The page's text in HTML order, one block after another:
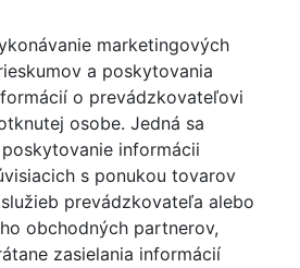
marketingových
a poskytovania
o prevádzkovateľovi
osobe. Jedná sa
informácii
s ponukou tovarov
prevádzkovateľa alebo
obchodných partnerov,
zasielania informácií